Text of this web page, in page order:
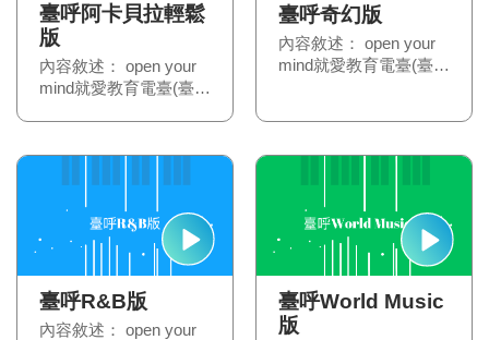
臺呼阿卡貝拉輕鬆
版
內容敘述： open your
mind就愛教育電臺(臺呼
臺呼奇幻版
內容敘述： open your
mind就愛教育電臺(臺呼
臺呼R&B版
內容敘述： open your
臺呼World Music
版